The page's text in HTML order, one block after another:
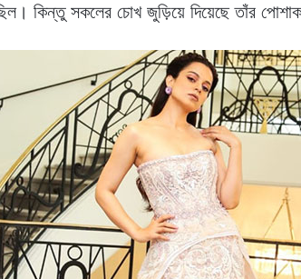
কিন্তু সকলের চোখ জুড়িয়ে দিয়েছে তাঁর